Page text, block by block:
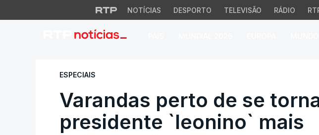
NOTÍCIAS DESPORTO TELEVISÃO RÁDIO
Varandas perto de se
ESPECIAIS
Varandas perto de se
presidente `leonino` mais